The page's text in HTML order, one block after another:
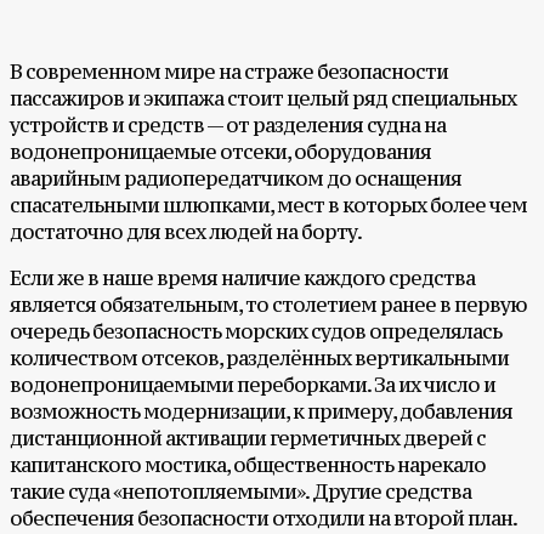
В современном мире на страже безопасности
пассажиров и экипажа стоит целый ряд специальных
устройств и средств — от разделения судна на
водонепроницаемые отсеки, оборудования
аварийным радиопередатчиком до оснащения
спасательными шлюпками, мест в которых более чем
достаточно для всех людей на борту.
Если же в наше время наличие каждого средства
является обязательным, то столетием ранее в первую
очередь безопасность морских судов определялась
количеством отсеков, разделённых вертикальными
водонепроницаемыми переборками. За их число и
возможность модернизации, к примеру, добавления
дистанционной активации герметичных дверей с
капитанского мостика, общественность нарекало
такие суда «непотопляемыми». Другие средства
обеспечения безопасности отходили на второй план.